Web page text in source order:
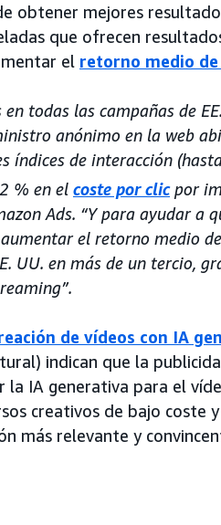
obtener mejores
que ofrecen
el retorno medio
todas las campañas de
anónimo en la web
índices de interacción
% en el coste por clicpor
Ads. “Y para ayudar a
el retorno medio
UU. en más de un tercio,
de vídeos con IA
indican que la
la IA generativa para el
creativos de bajo coste
más relevante y